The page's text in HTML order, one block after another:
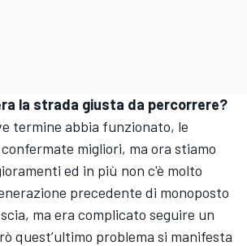
la strada giusta da percorrere?
termine abbia funzionato, le
migliori, ma ora stiamo
ed in più non c'è molto
precedente di monoposto
ma era complicato seguire un
quest’ultimo problema si manifesta